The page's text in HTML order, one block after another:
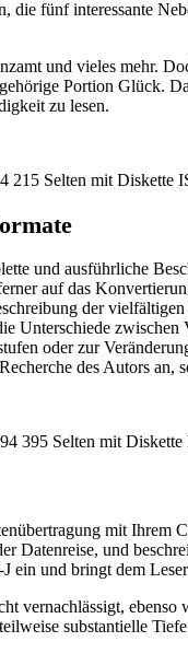
die fünf interessante
und vieles mehr.
Portion Glück.
zu lesen.
215 Selten mit Diskette
und ausführliche
auf das
der
Unterschiede
oder zur
des Autors
395 Selten mit
mit Ihrem
Datenreise, und
ein und bringt dem
vernachlässigt,
substantielle